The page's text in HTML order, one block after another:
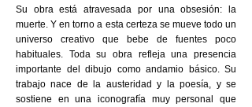
Su obra está atravesada por una obsesión: la
muerte. Y en torno a esta certeza se mueve todo un
universo creativo que bebe de fuentes poco
habituales. Toda su obra refleja una presencia
importante del dibujo como andamio básico. Su
trabajo nace de la austeridad y la poesía, y se
sostiene en una iconografía muy personal que